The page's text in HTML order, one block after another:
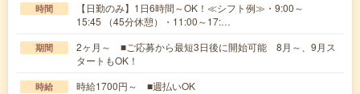
時間
【日勤のみ】1日6時間～OK！≪シフト例≫・9:00～
15:45 （45分休憩）・11:00～17:…
期間
2ヶ月～ ■ご応募から最短3日後に開始可能 8月～、9月ス
タートもOK！
時給 時給1700円～ ■週払いOK